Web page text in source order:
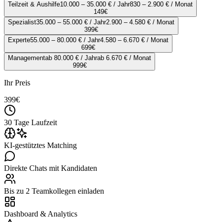
Teilzeit & Aushilfe10.000 – 35.000 € / Jahr830 – 2.900 € / Monat
149€
Spezialist35.000 – 55.000 € / Jahr2.900 – 4.580 € / Monat
399€
Experte55.000 – 80.000 € / Jahr4.580 – 6.670 € / Monat
699€
Managementab 80.000 € / Jahrab 6.670 € / Monat
999€
Ihr Preis
399€
30 Tage Laufzeit
KI-gestütztes Matching
Direkte Chats mit Kandidaten
Bis zu 2 Teamkollegen einladen
Dashboard & Analytics